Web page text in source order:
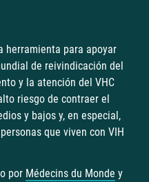
herramienta para apoyar
de reivindicación del
y la atención del VHC
riesgo de contraer el
y bajos y, en especial,
que viven con VIH
por Médecins du Monde y